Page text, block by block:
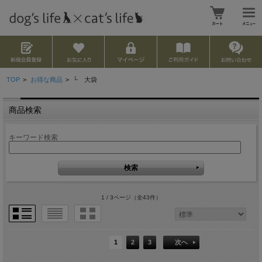
TOP > お得な商品 > └ 大袋
商品検索
キーワード検索
1 / 3ページ（全43件）
1 2 3 次へ